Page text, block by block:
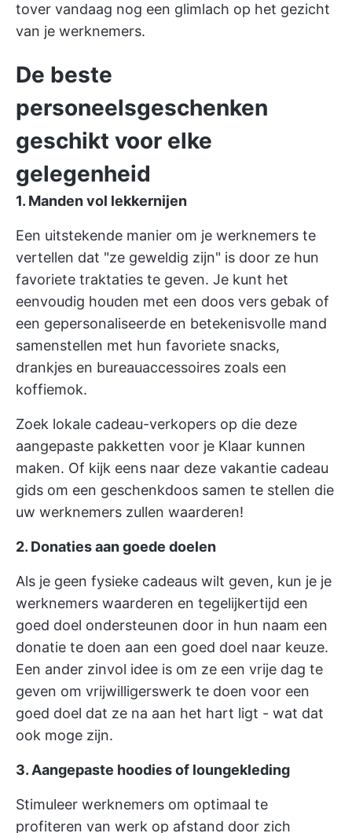
tover vandaag nog een glimlach op het gezicht
van je werknemers.
De beste
personeelsgeschenken
geschikt voor elke
gelegenheid
1. Manden vol lekkernijen
Een uitstekende manier om je werknemers te
vertellen dat "ze geweldig zijn" is door ze hun
favoriete traktaties te geven. Je kunt het
eenvoudig houden met een doos vers gebak of
een gepersonaliseerde en betekenisvolle mand
samenstellen met hun favoriete snacks,
drankjes en bureauaccessoires zoals een
koffiemok.
Zoek lokale cadeau-verkopers op die deze
aangepaste pakketten voor je Klaar kunnen
maken. Of kijk eens naar deze vakantie cadeau
gids om een geschenkdoos samen te stellen die
uw werknemers zullen waarderen!
2. Donaties aan goede doelen
Als je geen fysieke cadeaus wilt geven, kun je je
werknemers waarderen en tegelijkertijd een
goed doel ondersteunen door in hun naam een
donatie te doen aan een goed doel naar keuze.
Een ander zinvol idee is om ze een vrije dag te
geven om vrijwilligerswerk te doen voor een
goed doel dat ze na aan het hart ligt - wat dat
ook moge zijn.
3. Aangepaste hoodies of loungekleding
Stimuleer werknemers om optimaal te
profiteren van werk op afstand door zich